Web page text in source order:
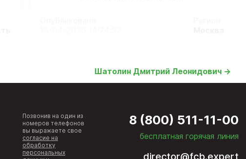
Шатолин Дмитрий Леонидович →
Позвонив на один из
номеров телефонов
вы выражаете свое
согласие на
обработку
персональных
8 (800) 511-11-00
бесплатная горячая линия
director@fcb.expert